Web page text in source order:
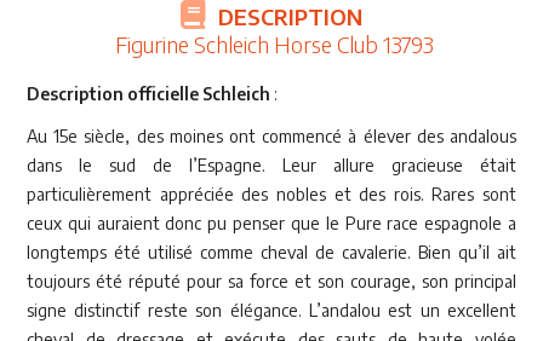
DESCRIPTION
Figurine Schleich Horse Club 13793
Description officielle Schleich :
Au 15e siècle, des moines ont commencé à élever des andalous
dans le sud de l’Espagne. Leur allure gracieuse était
particulièrement appréciée des nobles et des rois. Rares sont
ceux qui auraient donc pu penser que le Pure race espagnole a
longtemps été utilisé comme cheval de cavalerie. Bien qu’il ait
toujours été réputé pour sa force et son courage, son principal
signe distinctif reste son élégance. L’andalou est un excellent